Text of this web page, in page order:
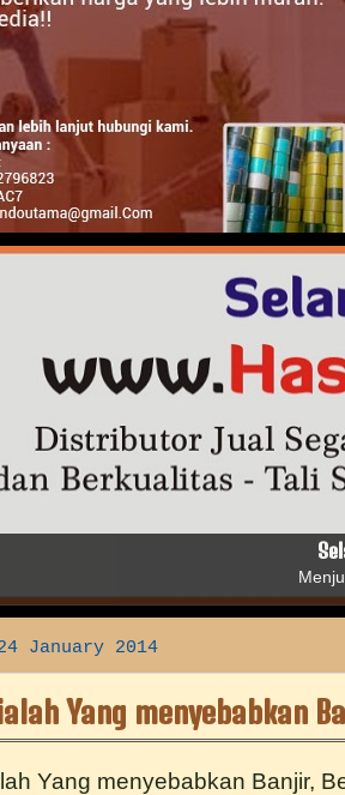
Jual Segala Jenis Alat Packing dengan
Film - Paku Tembak - Paku Refill - Screw
yang
January 2014
Yang menyebabkan
Yang menyebabkan Banjir,